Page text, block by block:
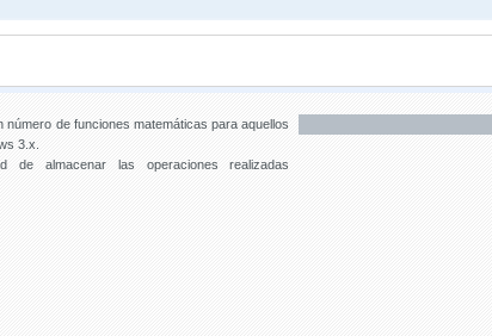
número de funciones matemáticas para aquellos
3.x.
de almacenar las operaciones realizadas